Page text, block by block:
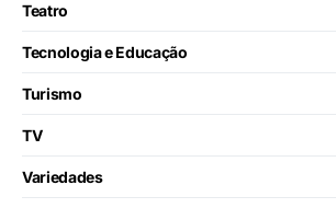
Teatro
Tecnologia e Educação
Turismo
TV
Variedades